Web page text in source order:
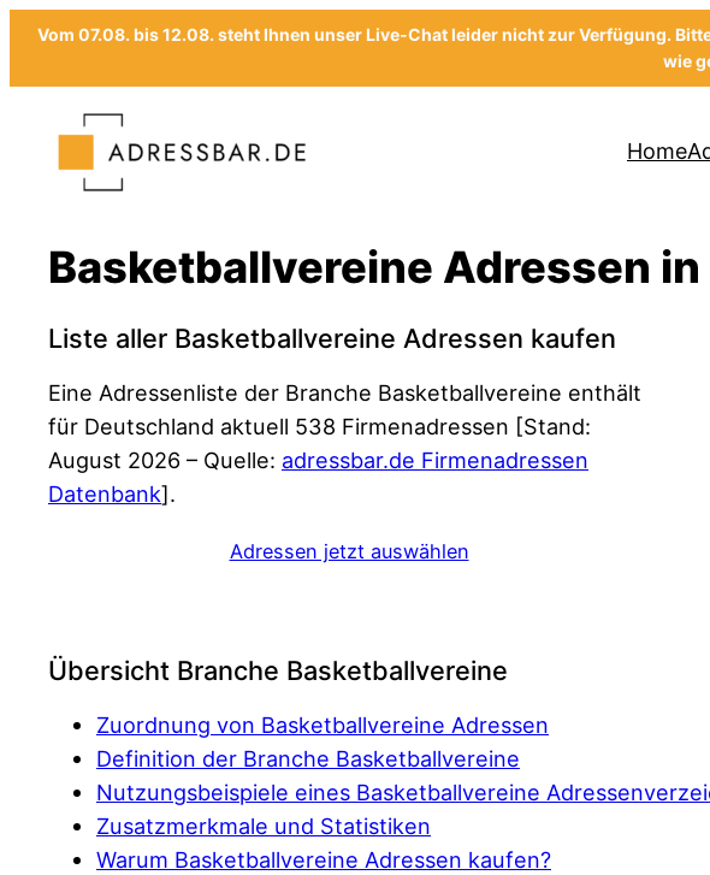
Vom 07.08. bis 12.08. steht Ihnen unser Live-Chat leider nicht zur Verfügung.
wie
Inhalt
springen
Home
Basketballvereine Adressen
Liste aller Basketballvereine Adressen kaufen
Eine Adressenliste der Branche Basketballvereine enthält
für Deutschland aktuell 538 Firmenadressen [Stand:
August 2026 – Quelle: adressbar.de Firmenadressen
Datenbank].
Adressen jetzt auswählen
Übersicht Branche Basketballvereine
Zuordnung von Basketballvereine Adressen
Definition der Branche Basketballvereine
Nutzungsbeispiele eines Basketballvereine
Zusatzmerkmale und Statistiken
Warum Basketballvereine Adressen kaufen?